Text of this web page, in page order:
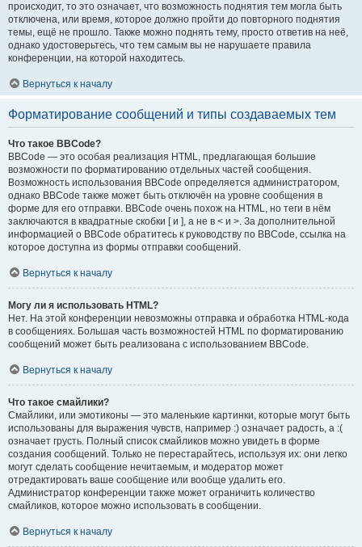
происходит, то это означает, что возможность поднятия тем могла быть
отключена, или время, которое должно пройти до повторного поднятия
темы, ещё не прошло. Также можно поднять тему, просто ответив на неё,
однако удостоверьтесь, что тем самым вы не нарушаете правила
конференции, на которой находитесь.
Вернуться к началу
Форматирование сообщений и типы создаваемых тем
Что такое BBCode?
BBCode — это особая реализация HTML, предлагающая большие
возможности по форматированию отдельных частей сообщения.
Возможность использования BBCode определяется администратором,
однако BBCode также может быть отключён на уровне сообщения в
форме для его отправки. BBCode очень похож на HTML, но теги в нём
заключаются в квадратные скобки [ и ], а не в < и >. За дополнительной
информацией о BBCode обратитесь к руководству по BBCode, ссылка на
которое доступна из формы отправки сообщений.
Вернуться к началу
Могу ли я использовать HTML?
Нет. На этой конференции невозможны отправка и обработка HTML-кода
в сообщениях. Большая часть возможностей HTML по форматированию
сообщений может быть реализована с использованием BBCode.
Вернуться к началу
Что такое смайлики?
Смайлики, или эмотиконы — это маленькие картинки, которые могут быть
использованы для выражения чувств, например :) означает радость, а :(
означает грусть. Полный список смайликов можно увидеть в форме
создания сообщений. Только не перестарайтесь, используя их: они легко
могут сделать сообщение нечитаемым, и модератор может
отредактировать ваше сообщение или вообще удалить его.
Администратор конференции также может ограничить количество
смайликов, которое можно использовать в сообщении.
Вернуться к началу